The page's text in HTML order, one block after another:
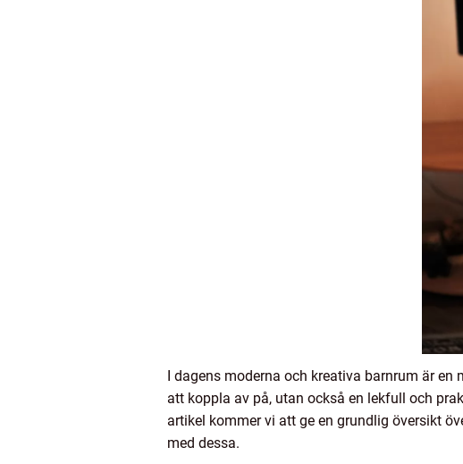
I dagens moderna och kreativa barnrum är
att koppla av på, utan också en lekfull och
artikel kommer vi att ge en grundlig översikt
med dessa.